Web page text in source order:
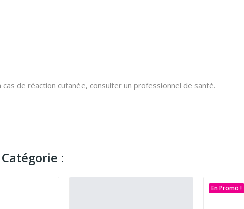
de réaction cutanée, consulter un professionnel de santé.
:
En Promo !